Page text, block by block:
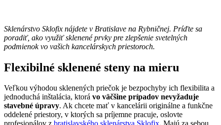
Sklenárstvo Sklofix nájdete v Bratislave na Rybničnej. Príďte sa
poradiť, ako využiť sklenené prvky pre zlepšenie svetelných
podmienok vo vašich kancelárskych priestoroch.
Flexibilné sklenené steny na mieru
Veľkou výhodou sklenených priečok je bezpochyby ich flexibilita a
jednoduchá inštalácia, ktorá vo väčšine prípadov nevyžaduje
stavebné úpravy. Ak chcete mať v kancelárii originálne a funkčne
oddelené priestory, v ktorých sa príjemne pracuje, oslovte